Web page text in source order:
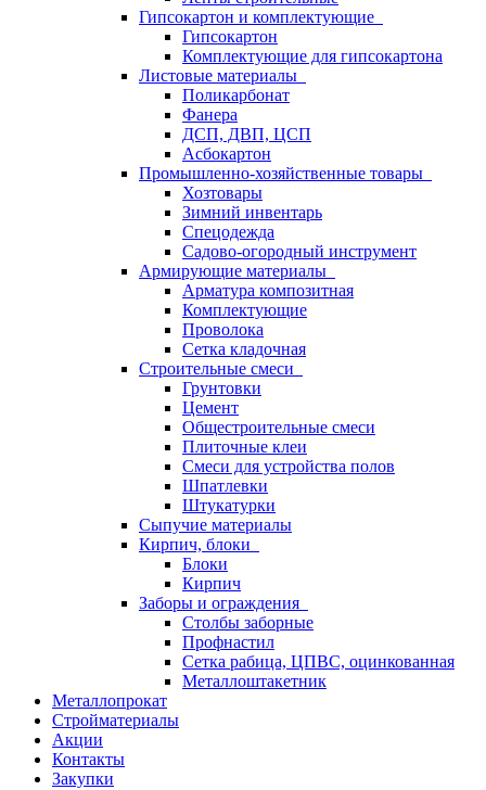
Гипсокартон и комплектующие
Гипсокартон
Комплектующие для гипсокартона
Листовые материалы
Поликарбонат
Фанера
ДСП, ДВП, ЦСП
Асбокартон
Промышленно-хозяйственные товары
Хозтовары
Зимний инвентарь
Спецодежда
Садово-огородный инструмент
Армирующие материалы
Арматура композитная
Комплектующие
Проволока
Сетка кладочная
Строительные смеси
Грунтовки
Цемент
Общестроительные смеси
Плиточные клеи
Смеси для устройства полов
Шпатлевки
Штукатурки
Сыпучие материалы
Кирпич, блоки
Блоки
Кирпич
Заборы и ограждения
Столбы заборные
Профнастил
Сетка рабица, ЦПВС, оцинкованная
Металлоштакетник
Металлопрокат
Стройматериалы
Акции
Контакты
Закупки